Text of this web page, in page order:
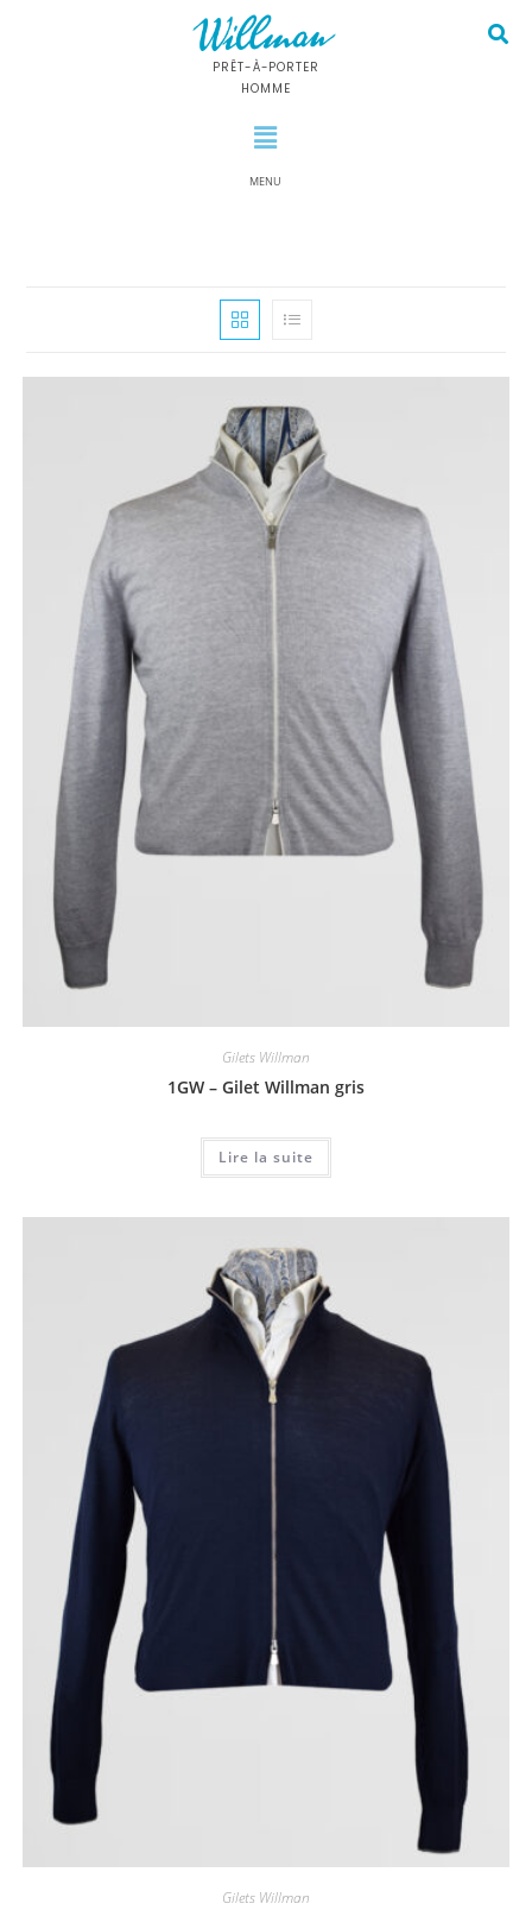
PRÊT-À-PORTER
HOMME
MENU
Gilets Willman
1GW – Gilet Willman gris
Lire la suite
Gilets Willman